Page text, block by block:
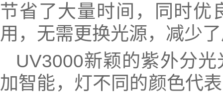
节省了大量时间，同时优
用，无需更换光源，减少
UV3000新颖的紫外分
加智能，灯不同的颜色代